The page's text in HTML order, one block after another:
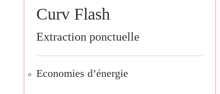
Curv Flash
Extraction ponctuelle
Economies d’énergie